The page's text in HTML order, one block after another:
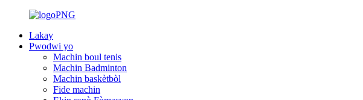
Lakay
Pwodwi yo
Machin boul tenis
Machin Badminton
Machin baskètbòl
Fide machin